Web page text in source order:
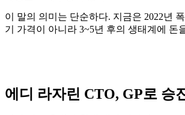
이 말의 의미는 단순하다. 지금은 2022년
기 가격이 아니라 3~5년 후의 생태계에 돈
에디 라자린 CTO, GP로 승